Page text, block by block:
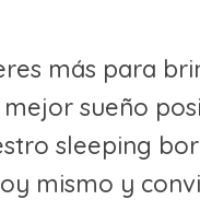
más para
sueño
sleeping
mismo y